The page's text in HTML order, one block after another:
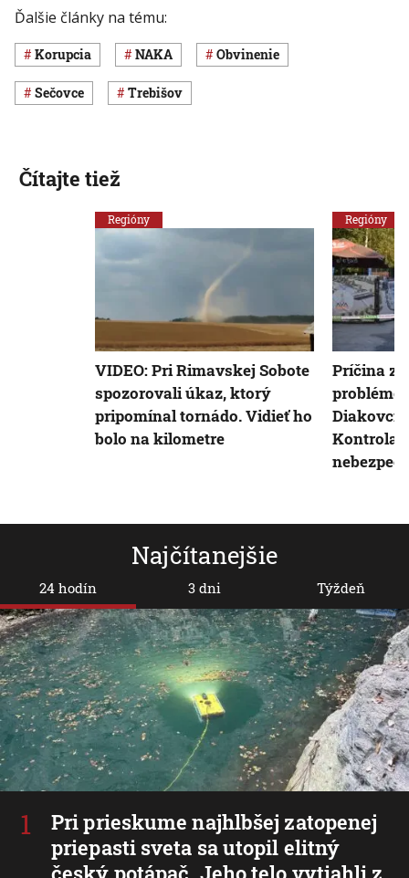
Ďalšie články na tému:
korupcia NAKA obvinenie
Sečovce Trebišov
Najčítanejšie
24 hodín
Pri prieskume najhlbšej zatopenej
priepasti sveta sa utopil elitný
3 dni Týždeň
Čítajte tiež
Regióny
VIDEO: Pri Rimavskej Sobote
spozorovali úkaz, ktorý
pripomínal tornádo. Vidieť ho
bolo na kilometre
Regióny
Príčina
Kontrola